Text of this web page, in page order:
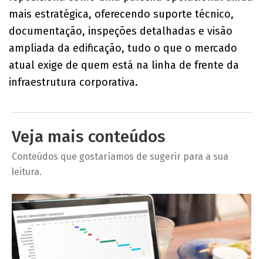
mais estratégica, oferecendo suporte técnico,
documentação, inspeções detalhadas e visão
ampliada da edificação, tudo o que o mercado
atual exige de quem está na linha de frente da
infraestrutura corporativa.
Veja mais conteúdos
Conteúdos que gostaríamos de sugerir para a sua
leitura.